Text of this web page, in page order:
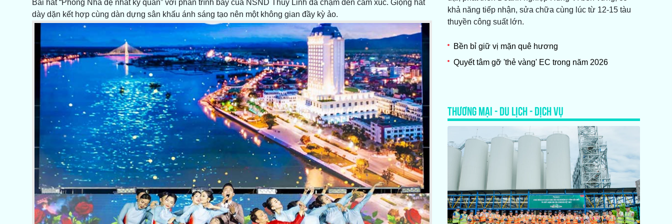
Bài hát “Phong Nha đệ nhất kỳ quan” với phần trình bày của NSND Thùy Linh đã chạm đến cảm xúc. Giọng hát
dày dặn kết hợp cùng dàn dựng sân khấu ánh sáng tạo nên một không gian đầy kỳ ảo.
khả năng tiếp nhận, sửa chữa cùng lúc từ 12-15 tàu
thuyền công suất lớn.
Bền bỉ giữ vị mặn quê hương
Quyết tâm gỡ 'thẻ vàng' EC trong năm 2026
THƯƠNG MẠI - DU LỊCH - DỊCH VỤ